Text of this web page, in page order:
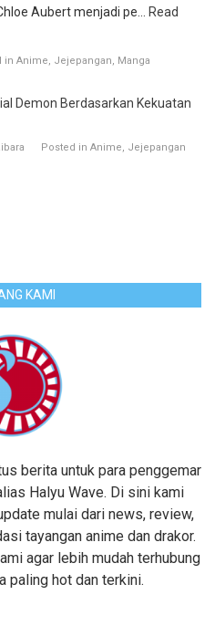
Aubert menjadi pe... Read
in Anime Jejepangan Manga
Demon Berdasarkan Kekuatan
Posted in Anime Jejepangan
KAMI
berita untuk para penggemar
Halyu Wave. Di sini kami
mulai dari news, review,
tayangan anime dan drakor.
agar lebih mudah terhubung
paling hot dan terkini.